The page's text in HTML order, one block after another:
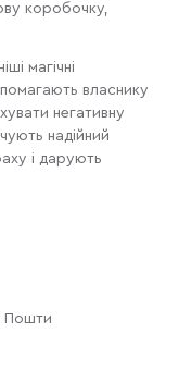
коробочку,
магічні
власнику
негативну
надійний
і дарують
Пошти